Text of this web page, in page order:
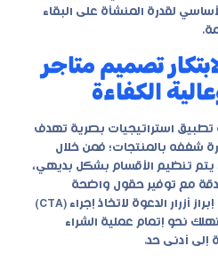
لقدرة المنشأة على البقاء
تصميم متاجر
الكفاءة
تطبيق استراتيجيات بصرية تهدف
شغفه بالمنتجات؛ فمن خلال
يتم تنظيم الأقسام بشكل بديهي،
مع توفير حقول واضحة
للمواصفات والأسعار. كما يجب إبراز أزرار الدعوة لاتخاذ إجراء (CTA)
نحو إتمام عملية الشراء
أدنى حد.